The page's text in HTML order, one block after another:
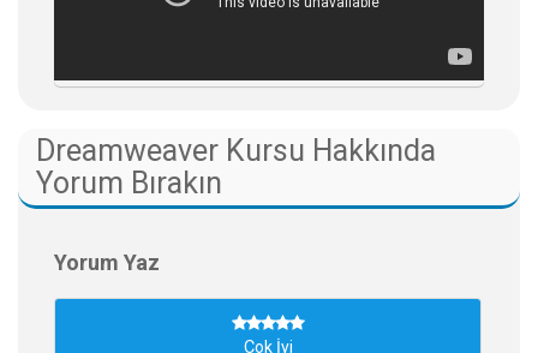
Dreamweaver Kursu Hakkında
Yorum Bırakın
Yorum Yaz
Çok İyi